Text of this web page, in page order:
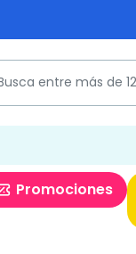
Promociones